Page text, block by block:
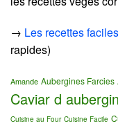
→ Les recettes
rapides)
Amande Aubergines Farcies
Caviar d
Cuisine au Four Cuisine Facile